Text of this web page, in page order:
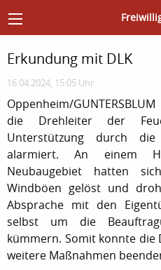
Erkundung mit DLK
16.04.2024, 15:05 Uhr
Oppenheim/
die Drehleiter der
Unterstützung durch die
alarmiert. An einem
Neubaugebiet hatten
Windböen gelöst und
Absprache mit den
selbst um die
kümmern. Somit konnte die
weitere Maßnahmen